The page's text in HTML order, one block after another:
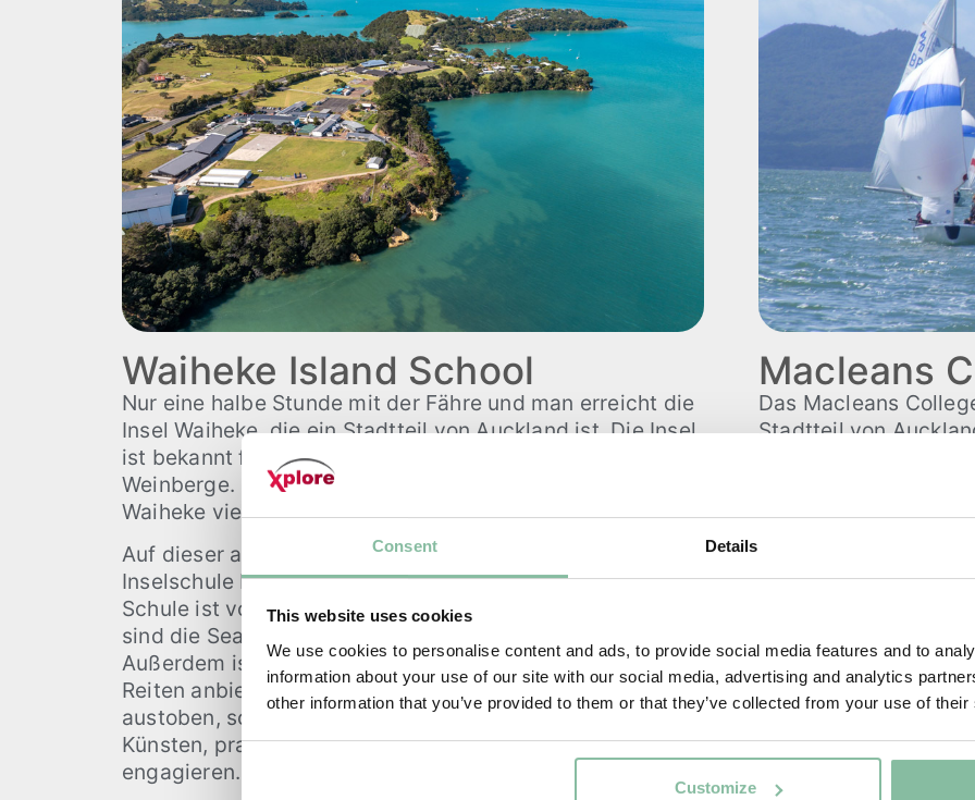
Consent Details
This website uses cookies
We use cookies to personalise content and ads, to provide social media features and to
information about your use of our site with our social media, advertising and analytics
other information that you’ve provided to them or that they’ve collected from your use of
Customize
Waiheke Island School
Nur eine halbe Stunde mit der Fähre und man erreicht die
Insel Waiheke, die ein Stadtteil von Auckland ist. Die Insel
ist bekannt für ihre Traumstrände, Olivenhaine und
Weinberge. Neben der wunderschönen Natur bietet
Waiheke viele Möglichkeiten für Outdoor-Aktivitäten.
Auf dieser atemberaubenden Insel liegt die einzige
Inselschule Neuseelands, die Waiheke Island School. Die
Schule ist vom Wasser umgeben und ihre Besonderheiten
sind die Sea Sports Academy und das Tauchen.
Außerdem ist sie eine von wenigen Schulen, die das
Reiten anbietet. Man kann sich hier nicht nur sportlich
austoben, sondern sich auch in den darstellenden
Künsten, praktischen Fächern und der Maorikultur
engagieren.
Macleans
Das Macleans
Stadtteil von
Wasser und es gibt
Strandabschnitt.
direkt am Strand,
Außerdem hat man
Das Macleans
Sportangeboten,
und Rugby bis
Durch die ruhige
Segeln. Dazu besitzt
auf dem Campus,